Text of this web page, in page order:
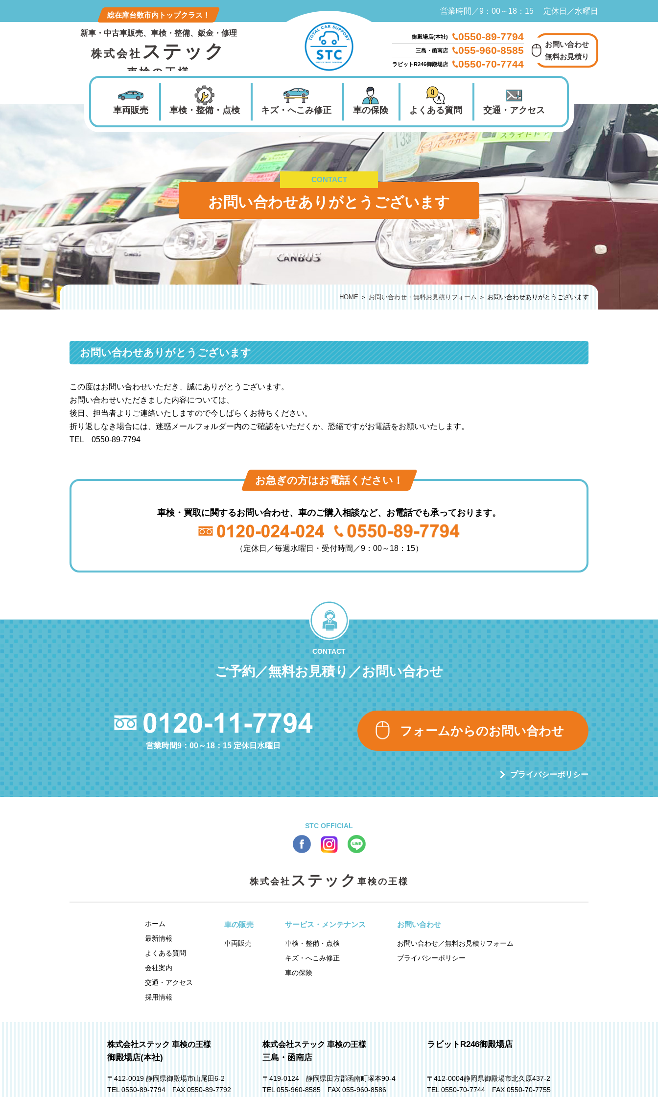
営業時間／9：00～18：15 定休日／水曜日
総在庫台数市内トップクラス！
新車・中古車販売、車検・整備、鈑金・修理
株式会社ステック
車検の王様
御殿場店(本社) 0550-89-7794
三島・函南店 055-960-8585
ラビットR246御殿場店 0550-70-7744
お問い合わせ
無料お見積り
車両販売 車検・整備・点検 キズ・へこみ修正 車の保険 よくある質問 交通・アクセス
CONTACT
お問い合わせありがとうございます
HOME ＞ お問い合わせ・無料お見積りフォーム ＞ お問い合わせありがとうございます
お問い合わせありがとうございます
この度はお問い合わせいただき、誠にありがとうございます。
お問い合わせいただきました内容については、
後日、担当者よりご連絡いたしますので今しばらくお待ちください。
折り返しなき場合には、迷惑メールフォルダー内のご確認をいただくか、恐縮ですがお電話をお願いいたします。
TEL 0550-89-7794
お急ぎの方はお電話ください！
車検・買取に関するお問い合わせ、車のご購入相談など、お電話でも承っております。
（定休日／毎週水曜日・受付時間／9：00～18：15）
CONTACT
ご予約／無料お見積り／お問い合わせ
営業時間9：00～18：15 定休日水曜日
フォームからのお問い合わせ
プライバシーポリシー
STC OFFICIAL
株式会社ステック 車検の王様
ホーム
最新情報
よくある質問
会社案内
交通・アクセス
採用情報
車の販売
車両販売
サービス・メンテナンス
車検・整備・点検
キズ・へこみ修正
車の保険
お問い合わせ
お問い合わせ／無料お見積りフォーム
プライバシーポリシー
株式会社ステック 車検の王様
御殿場店(本社)
〒412-0019 静岡県御殿場市山尾田6-2
TEL 0550-89-7794 FAX 0550-89-7792
株式会社ステック 車検の王様
三島・函南店
〒419-0124 静岡県田方郡函南町塚本90-4
TEL 055-960-8585 FAX 055-960-8586
ラビットR246御殿場店
〒412-0004静岡県御殿場市北久原437-2
TEL 0550-70-7744 FAX 0550-70-7755